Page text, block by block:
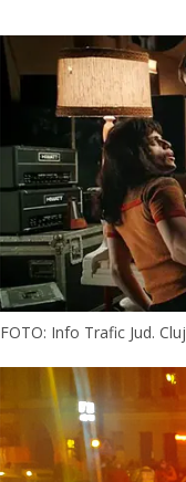
FOTO: Info Trafic Jud. Cluj